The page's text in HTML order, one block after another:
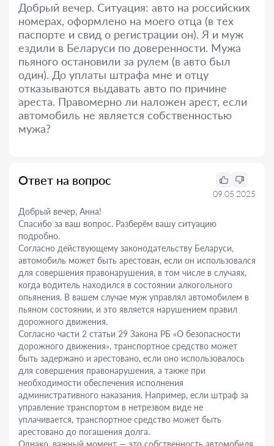
Добрый вечер. Ситуация: авто на российских
номерах, оформлено на моего отца (в тех
паспорте и свид о регистрации он). Я и муж
ездили в Беларуси по доверенности. Мужа
пьяного остановили за рулем (в авто был
один). До уплаты штрафа мне и отцу
отказываются выдавать авто по причине
ареста. Правомерно ли наложен арест, если
автомобиль не является собственностью
мужа?
Ответ на вопрос
09.05.2025
Добрый вечер, Анна!
Спасибо за ваш вопрос. Разберём вашу ситуацию
подробно.
Согласно действующему законодательству Беларуси,
автомобиль может быть арестован, если он использовался
для совершения правонарушения, в том числе в случаях,
когда водитель находился в состоянии алкогольного
опьянения. В вашем случае муж управлял автомобилем в
пьяном состоянии, и это является нарушением правил
дорожного движения.
Согласно части 2 статьи 29 Закона РБ «О безопасности
дорожного движения», транспортное средство может
быть задержано и арестовано, если оно использовалось
для совершения правонарушения, а также при
необходимости обеспечения исполнения
административного наказания. Например, если штраф за
управление транспортом в нетрезвом виде не
уплачивается, транспортное средство может быть
арестовано до погашения долга.
Однако, важный момент — это собственность автомобиля.